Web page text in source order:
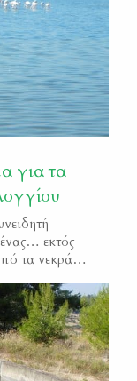
για τα
εκτός
τα νεκρά
κτηνιατρικές
σορούς